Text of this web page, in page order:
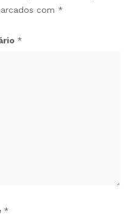
com *
*
*